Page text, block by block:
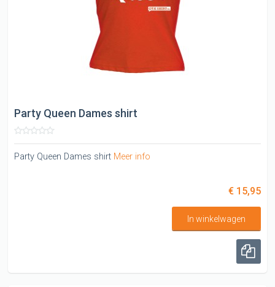
Party Queen Dames shirt
Party Queen Dames shirt Meer info
€ 15,95
In winkelwagen